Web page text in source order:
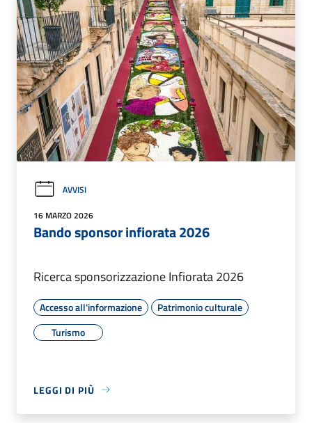
AVVISI
16 MARZO 2026
Bando sponsor infiorata 2026
Ricerca sponsorizzazione Infiorata 2026
Accesso all'informazione
Patrimonio culturale
Turismo
LEGGI DI PIÙ